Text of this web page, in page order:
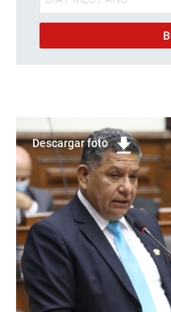
Descargar foto